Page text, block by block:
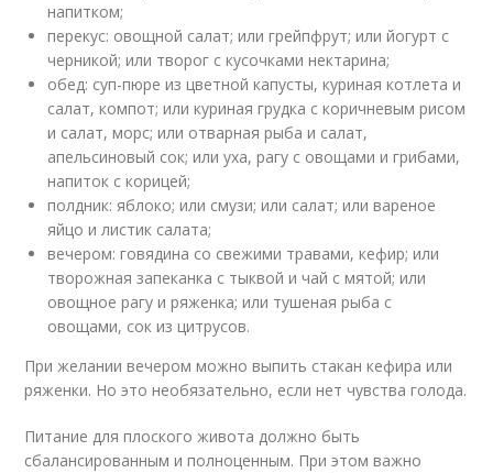
напитком;
перекус: овощной салат; или грейпфрут; или йогурт с
черникой; или творог с кусочками нектарина;
обед: суп-пюре из цветной капусты, куриная котлета и
салат, компот; или куриная грудка с коричневым рисом
и салат, морс; или отварная рыба и салат,
апельсиновый сок; или уха, рагу с овощами и грибами,
напиток с корицей;
полдник: яблоко; или смузи; или салат; или вареное
яйцо и листик салата;
вечером: говядина со свежими травами, кефир; или
творожная запеканка с тыквой и чай с мятой; или
овощное рагу и ряженка; или тушеная рыба с
овощами, сок из цитрусов.
При желании вечером можно выпить стакан кефира или
ряженки. Но это необязательно, если нет чувства голода.
Питание для плоского живота должно быть
сбалансированным и полноценным. При этом важно